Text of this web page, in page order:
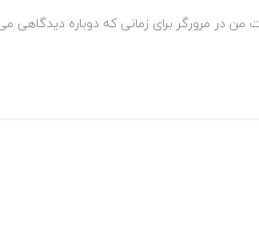
من در مرورگر برای زمانی که دوباره دیدگاهی